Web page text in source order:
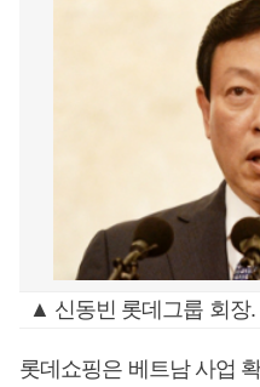
▲ 신동빈 롯데그룹 회장.
롯데쇼핑은 베트남 사업